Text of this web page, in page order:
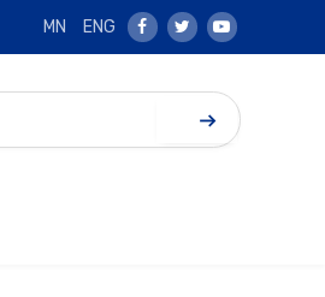
MN ENG
Facebook
TwitterYoutube